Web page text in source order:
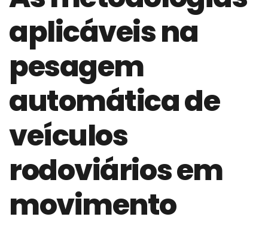
de governança das organizações
O desenho industrial ganha espaço como
estratégia competitiva nas empresas
materiais cimentícios com fibra de vidro
A próxima vantagem competitiva não está no
modelo de IA
A IA elevou a régua do comprador B2B e a venda
complexa ficou ainda mais humana
cabos e condutores elétricos
A fabricação conforme das portas com tipologia
de giro para as saídas de emergência
A sua indústria toma decisões ou apenas reage
Os serviços de reciclagem profunda a frio in situ
com emulsão asfáltica
aplicáveis na
pesagem
automática de
veículos
rodoviários em
movimento